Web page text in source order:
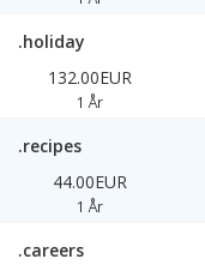
.holiday
132.00EUR
1 År
.recipes
44.00EUR
1 År
.careers